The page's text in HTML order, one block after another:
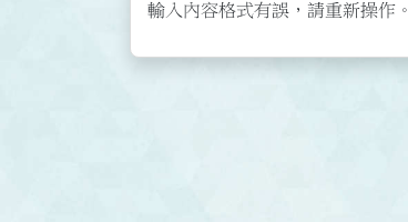
輸入內容格式有誤，請重新操作。